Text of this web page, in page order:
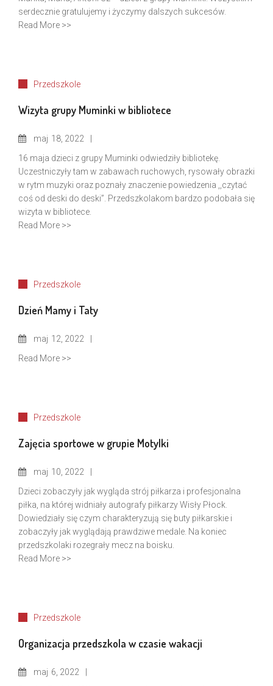
serdecznie gratulujemy i życzymy dalszych sukcesów.
Read More >>
Przedszkole
Wizyta grupy Muminki w bibliotece
maj 18, 2022
16 maja dzieci z grupy Muminki odwiedziły bibliotekę.
Uczestniczyły tam w zabawach ruchowych, rysowały obrazki
w rytm muzyki oraz poznały znaczenie powiedzenia ,,czytać
coś od deski do deski”. Przedszkolakom bardzo podobała się
wizyta w bibliotece.
Read More >>
Przedszkole
Dzień Mamy i Taty
maj 12, 2022
Read More >>
Przedszkole
Zajęcia sportowe w grupie Motylki
maj 10, 2022
Dzieci zobaczyły jak wygląda strój piłkarza i profesjonalna
piłka, na której widniały autografy piłkarzy Wisły Płock.
Dowiedziały się czym charakteryzują się buty piłkarskie i
zobaczyły jak wyglądają prawdziwe medale. Na koniec
przedszkolaki rozegrały mecz na boisku.
Read More >>
Przedszkole
Organizacja przedszkola w czasie wakacji
maj 6, 2022